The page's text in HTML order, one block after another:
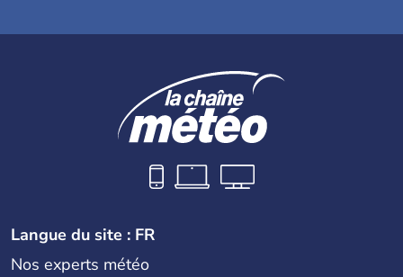
Langue du site : FR
Nos experts météo